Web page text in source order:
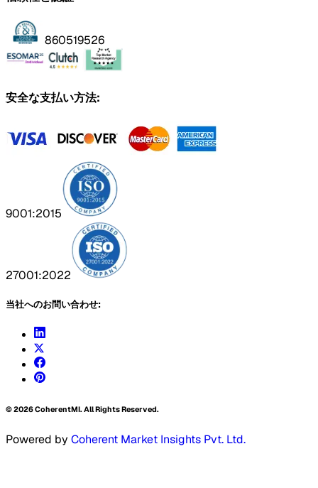
860519526
安全な支払い方法:
9001:2015
27001:2022
当社へのお問い合わせ:
©2026CoherentMI. All Rights Reserved.
Powered by Coherent Market Insights Pvt. Ltd.